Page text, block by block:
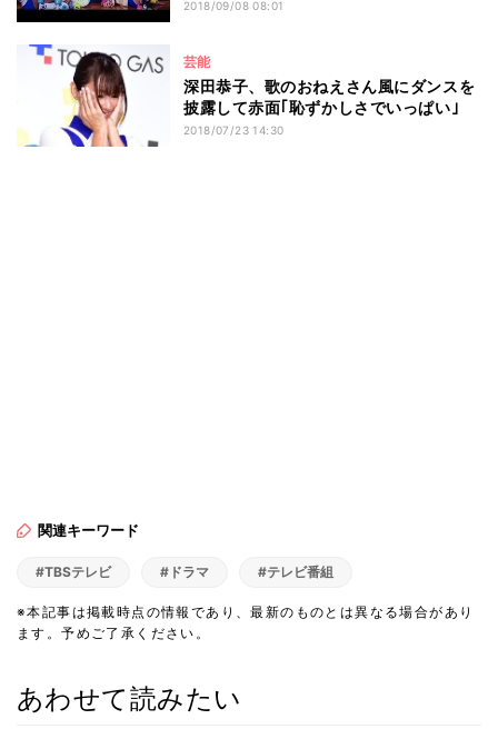
2018/09/08 08:01
芸能
深田恭子、歌のおねえさん風にダンスを
披露して赤面｢恥ずかしさでいっぱい｣
2018/07/23 14:30
関連キーワード
#TBSテレビ #ドラマ #テレビ番組
※本記事は掲載時点の情報であり、最新のものとは異なる場合があり
ます。予めご了承ください。
あわせて読みたい